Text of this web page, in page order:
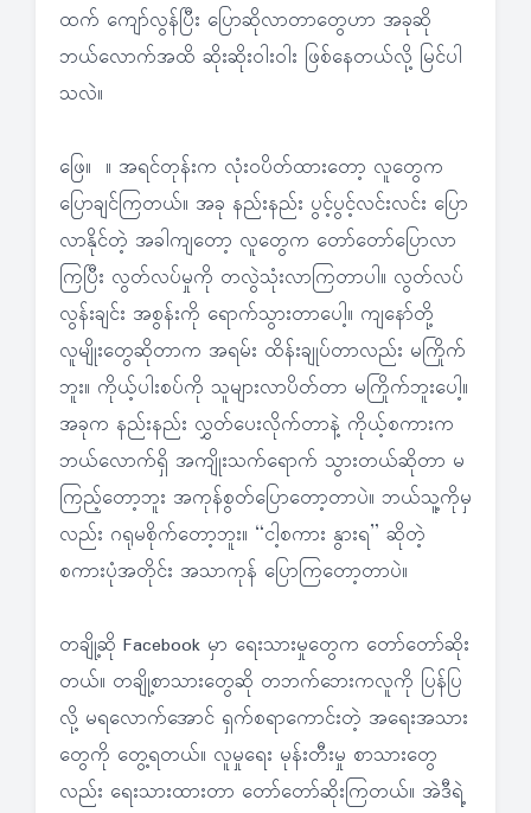
ထက် ကျော်လွန်ပြီး ပြောဆိုလာတာတွေဟာ အခုဆို
ဘယ်လောက်အထိ ဆိုးဆိုးဝါးဝါး ဖြစ်နေတယ်လို့ မြင်ပါ
သလဲ။
ဖြေ။ ။ အရင်တုန်းက လုံးဝပိတ်ထားတော့ လူတွေက
ပြောချင်ကြတယ်။ အခု နည်းနည်း ပွင့်ပွင့်လင်းလင်း ပြော
လာနိုင်တဲ့ အခါကျတော့ လူတွေက တော်တော်ပြောလာ
ကြပြီး လွတ်လပ်မှုကို တလွဲသုံးလာကြတာပါ။ လွတ်လပ်
လွန်းချင်း အစွန်းကို ရောက်သွားတာပေါ့။ ကျနော်တို့
လူမျိုးတွေဆိုတာက အရမ်း ထိန်းချုပ်တာလည်း မကြိုက်
ဘူး။ ကိုယ့်ပါးစပ်ကို သူများလာပိတ်တာ မကြိုက်ဘူးပေါ့။
အခုက နည်းနည်း လွှတ်ပေးလိုက်တာနဲ့ ကိုယ့်စကားက
ဘယ်လောက်ရှိ အကျိုးသက်ရောက် သွားတယ်ဆိုတာ မ
ကြည့်တော့ဘူး အကုန်စွတ်ပြောတော့တာပဲ။ ဘယ်သူ့ကိုမှ
လည်း ဂရုမစိုက်တော့ဘူး။ “ငါ့စကား နွားရ” ဆိုတဲ့
စကားပုံအတိုင်း အသာကုန် ပြောကြတော့တာပဲ။
တချို့ဆို Facebook မှာ ရေးသားမှုတွေက တော်တော်ဆိုး
တယ်။ တချို့စာသားတွေဆို တဘက်ဘေးကလူကို ပြန်ပြ
လို့ မရလောက်အောင် ရှက်စရာကောင်းတဲ့ အရေးအသား
တွေကို တွေ့ရတယ်။ လူမှုရေး မုန်းတီးမှု စာသားတွေ
လည်း ရေးသားထားတာ တော်တော်ဆိုးကြတယ်။ အဲဒီရဲ့